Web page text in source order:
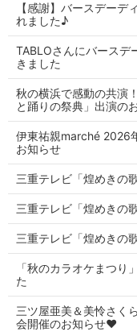
【感謝】バースデーデ
れました♪
TABLOさんにバースデ
きました
秋の横浜で感動の共演
と踊りの祭典」出演の
伊東祐親marché 2026
お知らせ
三重テレビ「煌めきの
三重テレビ「煌めきの
三重テレビ「煌めきの
「秋のカラオケまつり
た
三ツ屋亜美＆美怜さく
会開催のお知らせ♥